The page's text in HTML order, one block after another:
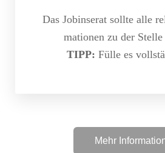
Das Jobinserat sollte alle
mationen zu der Stelle
TIPP: Fülle es
Mehr